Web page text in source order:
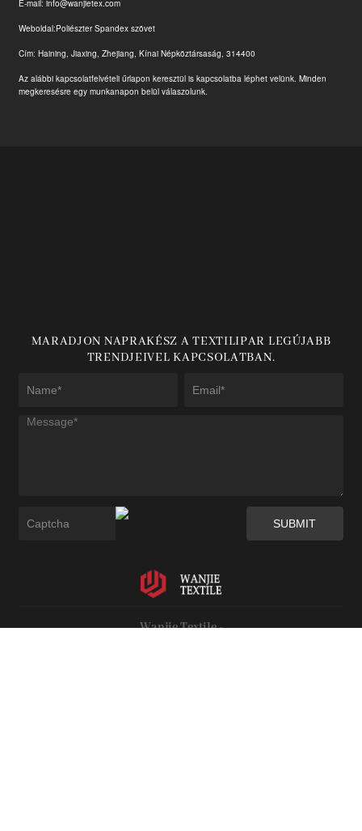
E-mail: info@wanjietex.com
Weboldal:Poliészter Spandex szövet
Cím: Haining, Jiaxing, Zhejiang, Kínai Népköztársaság, 314400
Az alábbi kapcsolatfelvételi űrlapon keresztül is kapcsolatba léphet velünk. Minden
megkeresésre egy munkanapon belül válaszolunk.
MARADJON NAPRAKÉSZ A TEXTILIPAR LEGÚJABB
TRENDJEIVEL KAPCSOLATBAN.
Wanjie Textile -